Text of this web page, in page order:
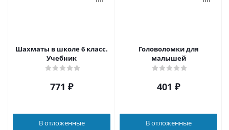
Шахматы в школе 6 класс.
Учебник
771 ₽
В отложенные
Головоломки для
малышей
401 ₽
В отложенные